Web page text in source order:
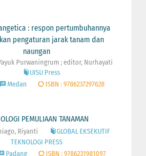
: respon pertumbuhannya
pengaturan jarak tanam dan
naungan
Purwaningrum ; editor, Nurhayati
UISU Press
Medan ISBN : 9786237297628
PEMULIAAN TANAMAN
Riyanti
GLOBAL EKSEKUTIF
TEKNOLOGI PRESS
Padang ISBN : 9786231981097